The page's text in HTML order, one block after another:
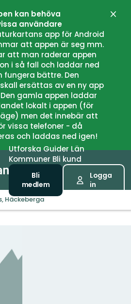
kan behöva
användare
app för Android
att appen är seg mm.
att man raderar appen
i så fall och laddar ned
fungera bättre. Den
ersättas av en ny app
gamla appen laddar
lokalt i appen (för
men det innebär att
vissa telefoner - då
och laddas ned igen!
UtforskaGuiderLän
Kommuner Bli kund
Bli
medlem
Logga
in
Häckeberga